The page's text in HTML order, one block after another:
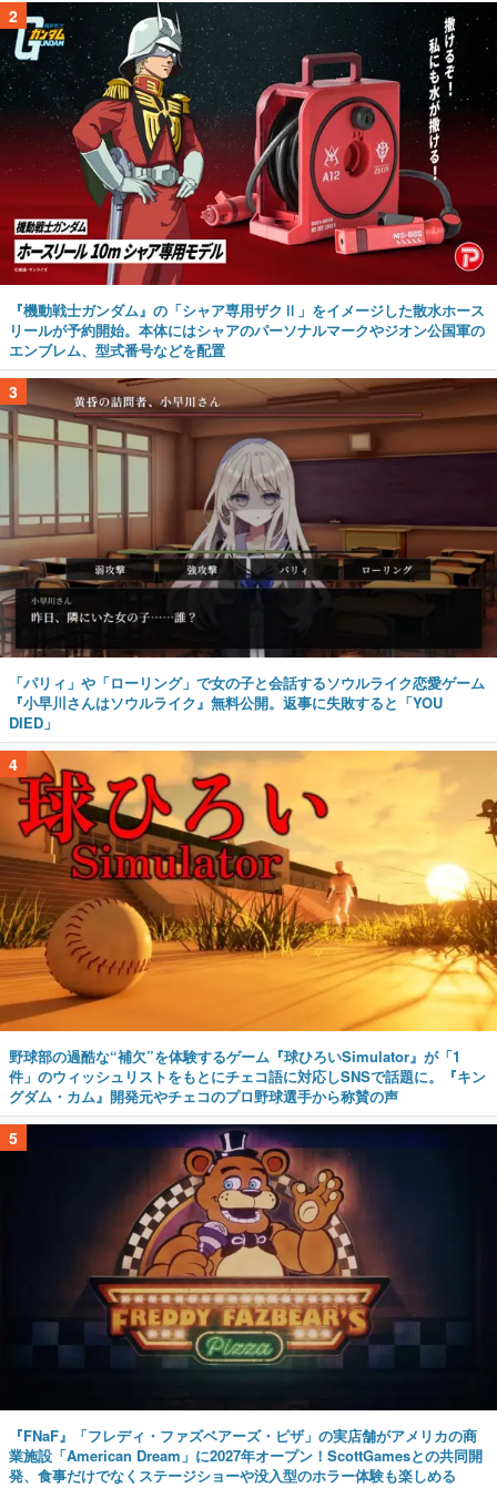
2
『機動戦士ガンダム』の「シャア専用ザクⅡ」をイメージした散水ホース
リールが予約開始。本体にはシャアのパーソナルマークやジオン公国軍の
エンブレム、型式番号などを配置
3
「パリィ」や「ローリング」で女の子と会話するソウルライク恋愛ゲーム
『小早川さんはソウルライク』無料公開。返事に失敗すると「YOU
DIED」
4
野球部の過酷な“補欠”を体験するゲーム『球ひろいSimulator』が「1
件」のウィッシュリストをもとにチェコ語に対応しSNSで話題に。『キン
グダム・カム』開発元やチェコのプロ野球選手から称賛の声
5
『FNaF』「フレディ・ファズベアーズ・ピザ」の実店舗がアメリカの商
業施設「American Dream」に2027年オープン！ScottGamesとの共同開
発、食事だけでなくステージショーや没入型のホラー体験も楽しめる